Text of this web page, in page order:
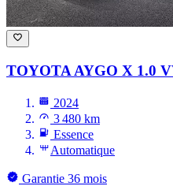
TOYOTA AYGO X 1.0
2024
3 480 km
Essence
Automatique
Garantie 36 mois